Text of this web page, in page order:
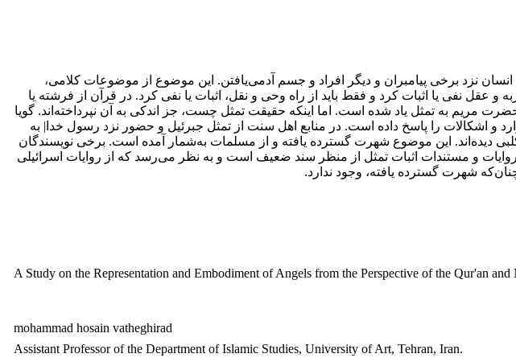
نزد برخی پیامبران و دیگر افراد و جسم آدمی‌یافتن. این موضوع از موضوعات کلامی،
عقل نفی یا اثبات کرد و فقط باید از راه وحی و نقل، اثبات یا نفی کرد. در قرآن از فرشته یا
به تمثل یاد شده است. اما اینکه حقیقت تمثل چست، جز اندکی به آن نپرداخته‌اند. گویا
و اشکالات را پاسخ داده است. در منابع اهل سنت از تمثل جبرئیل و حضور نزد رسول خدا| به
دیده‌اند. این موضوع شهرت گسترده یافته و از مسلمات به‌شمار آمده است. برخی نویسندگان
و مستندات اثبات تمثل از منظر سند ضعیف است و به نظر می‌رسد که از روایات اسرائیلی
شهرت گسترده یافته، وجود ندارد.
A Study on the Representation and Embodiment of Angels from the Perspective of the Qur'an and
mohammad hosain vatheghirad
Assistant Professor of the Department of Islamic Studies, University of Art, Tehran, Iran.